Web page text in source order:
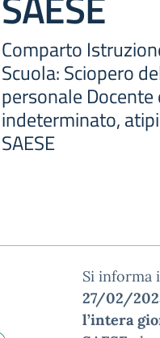
Comparto
Scuola: Sciopero
personale Docente
indeterminato,
SAESE
Si informa
27/02/
l’intera